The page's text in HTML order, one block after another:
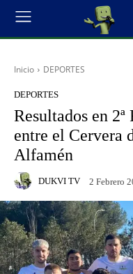
Inicio DEPORTES
DEPORTES
Resultados en
entre el Cervera
Alfamén
DUKVI TV 2 Febrero